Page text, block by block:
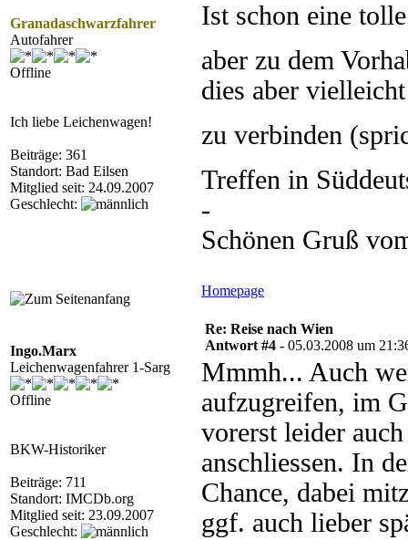
Granadaschwarzfahrer
Autofahrer
Offline
Ich liebe Leichenwagen!
Beiträge: 361
Standort: Bad Eilsen
Mitglied seit: 24.09.2007
Geschlecht:
Ist schon eine
aber zu dem
dies aber
zu verbinden
Treffen in
-
Schönen Gruß
Homepage
Ingo.Marx
Leichenwagenfahrer 1-Sarg
Offline
BKW-Historiker
Beiträge: 711
Standort: IMCDb.org
Mitglied seit: 23.09.2007
Geschlecht:
Re: Reise nach Wien
Antwort #4 - 05.03.2008 um
Mmmh... Auch
aufzugreifen, im
vorerst leider
anschliessen. In
Chance, dabei
ggf. auch lieber